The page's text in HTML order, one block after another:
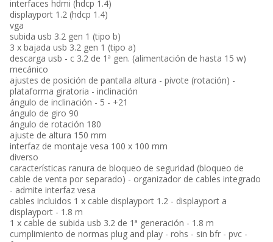
interfaces hdmi (hdcp 1.4)
displayport 1.2 (hdcp 1.4)
vga
subida usb 3.2 gen 1 (tipo b)
3 x bajada usb 3.2 gen 1 (tipo a)
descarga usb - c 3.2 de 1ª gen. (alimentación de hasta 15 w)
mecánico
ajustes de posición de pantalla altura - pivote (rotación) -
plataforma giratoria - inclinación
ángulo de inclinación - 5 - +21
ángulo de giro 90
ángulo de rotación 180
ajuste de altura 150 mm
interfaz de montaje vesa 100 x 100 mm
diverso
características ranura de bloqueo de seguridad (bloqueo de
cable de venta por separado) - organizador de cables integrado
- admite interfaz vesa
cables incluidos 1 x cable displayport 1.2 - displayport a
displayport - 1.8 m
1 x cable de subida usb 3.2 de 1ª generación - 1.8 m
cumplimiento de normas plug and play - rohs - sin bfr - pvc -